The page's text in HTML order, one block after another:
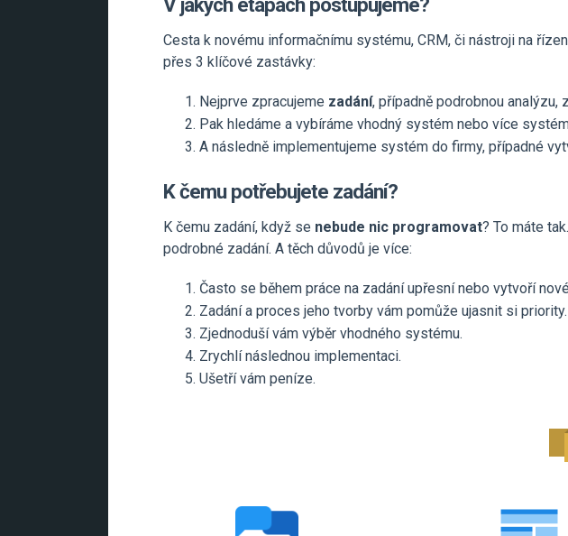
Cesta k novému informačnímu systému, CRM, či nástroji na
přes 3 klíčové zastávky:
Nejprve zpracujeme zadání, případně podrobnou
Pak hledáme a vybíráme vhodný systém nebo více
A následně implementujeme systém do firmy, případné
K čemu potřebujete zadání?
K čemu zadání, když se nebude nic programovat? To máte
podrobné zadání. A těch důvodů je více:
Často se během práce na zadání upřesní nebo vytvoří
Zadání a proces jeho tvorby vám pomůže ujasnit si priority.
Zjednoduší vám výběr vhodného systému.
Zrychlí následnou implementaci.
Ušetří vám peníze.